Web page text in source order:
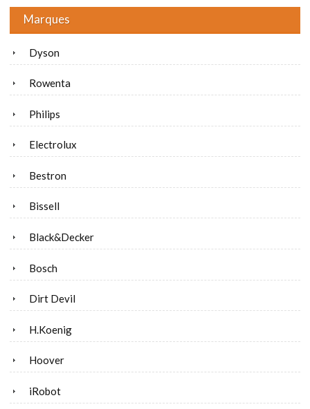
Marques
Dyson
Rowenta
Philips
Electrolux
Bestron
Bissell
Black&Decker
Bosch
Dirt Devil
H.Koenig
Hoover
iRobot